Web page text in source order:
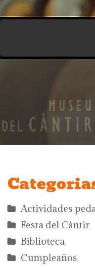
Pasar al contenido
Actividades
Festa del Càntir
Biblioteca
Cumpleaños